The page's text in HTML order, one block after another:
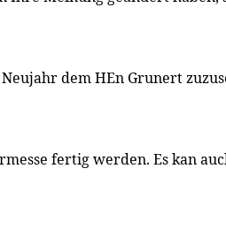
dem HEn Grunert
fertig werden. Es kan